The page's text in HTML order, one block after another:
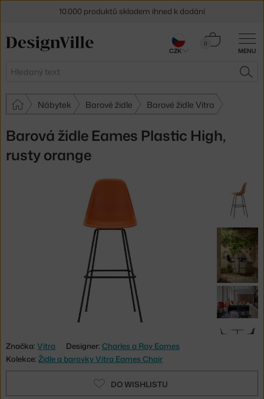
MENU
Hledat
0
Košík
Nábytek Barové židle Barové židle Vitra
Barová židle Eames Plastic High,
rusty orange
Značka: Vitra Designer: Charles a Ray Eames
Kolekce: Židle a barovky Vitra Eames Chair
DO WISHLISTU
10.000 produktů skladem ihned k dodání
Sleva 5 % pro odběratele
CZK